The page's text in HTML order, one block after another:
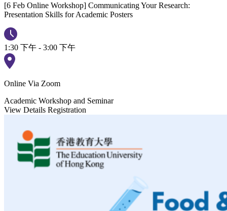
[6 Feb Online Workshop] Communicating Your Research:
Presentation Skills for Academic Posters
1:30 下午 - 3:00 下午
Online Via Zoom
Academic Workshop and Seminar
View Details Registration